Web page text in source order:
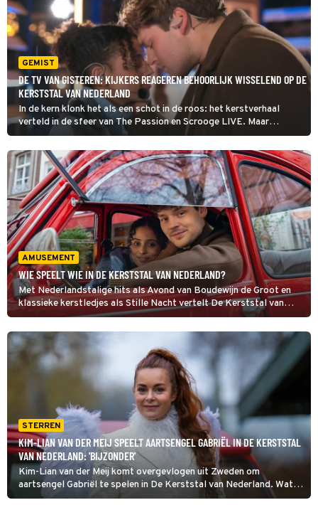
GEMIST
DE TV VAN GISTEREN: KIJKERS REAGEREN BEHOORLIJK WISSELEND OP DE
KERSTSTAL VAN NEDERLAND
In de kern klonk het als een schot in de roos: het kerstverhaal
verteld in de sfeer van The Passion en Scrooge LIVE. Maar
dinsdagavond bleken veel twitterende kijkers van De Kerststal
van Nederland allerminst overtuigd.
AMUSEMENT
WIE SPEELT WIE IN DE KERSTSTAL VAN NEDERLAND?
Met Nederlandstalige hits als Avond van Boudewijn de Groot en
klassieke kerstledjes als Stille Nacht vertelt De Kerststal van
Nederland het kerstverhaal op eigentijdse manier. Wie zijn de
hoofdrolspelers?
STERREN
KIM-LIAN VAN DER MEIJ SPEELT AARTSENGEL GABRIËL IN DE KERSTSTAL
VAN NEDERLAND: 'BIJZONDER'
Kim-Lian van der Meij komt overgevlogen uit Zweden om
aartsengel Gabriël te spelen in De Kerststal van Nederland. Wat
heeft de actrice met engelen, Kerst en de liedjes die ze in het